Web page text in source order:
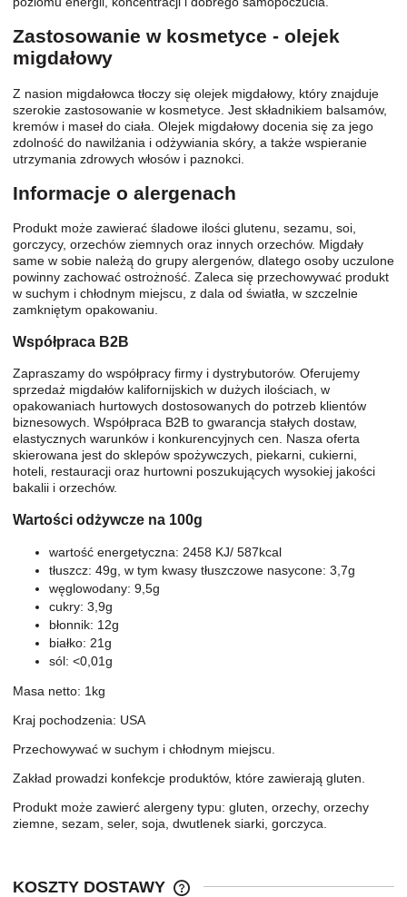
Zastosowanie w kosmetyce - olejek
migdałowy
Z nasion migdałowca tłoczy się olejek migdałowy, który znajduje
szerokie zastosowanie w kosmetyce. Jest składnikiem balsamów,
kremów i maseł do ciała. Olejek migdałowy docenia się za jego
zdolność do nawilżania i odżywiania skóry, a także wspieranie
utrzymania zdrowych włosów i paznokci.
Informacje o alergenach
Produkt może zawierać śladowe ilości glutenu, sezamu, soi,
gorczycy, orzechów ziemnych oraz innych orzechów. Migdały
same w sobie należą do grupy alergenów, dlatego osoby uczulone
powinny zachować ostrożność. Zaleca się przechowywać produkt
w suchym i chłodnym miejscu, z dala od światła, w szczelnie
zamkniętym opakowaniu.
Współpraca B2B
Zapraszamy do współpracy firmy i dystrybutorów. Oferujemy
sprzedaż migdałów kalifornijskich w dużych ilościach, w
opakowaniach hurtowych dostosowanych do potrzeb klientów
biznesowych. Współpraca B2B to gwarancja stałych dostaw,
elastycznych warunków i konkurencyjnych cen. Nasza oferta
skierowana jest do sklepów spożywczych, piekarni, cukierni,
hoteli, restauracji oraz hurtowni poszukujących wysokiej jakości
bakalii i orzechów.
Wartości odżywcze na 100g
wartość energetyczna: 2458 KJ/ 587kcal
tłuszcz: 49g, w tym kwasy tłuszczowe nasycone: 3,7g
węglowodany: 9,5g
cukry: 3,9g
błonnik: 12g
białko: 21g
sól: <0,01g
Masa netto: 1kg
Kraj pochodzenia: USA
Przechowywać w suchym i chłodnym miejscu.
Zakład prowadzi konfekcje produktów, które zawierają gluten.
Produkt może zawierć alergeny typu: gluten, orzechy, orzechy
ziemne, sezam, seler, soja, dwutlenek siarki, gorczyca.
KOSZTY DOSTAWY